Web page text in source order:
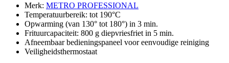
Merk: METRO PROFESSIONAL
Temperatuurbereik: tot 190°C
Opwarming (van 130° tot 180°) in 3 min.
Frituurcapaciteit: 800 g diepvriesfriet in 5 min.
Afneembaar bedieningspaneel voor eenvoudige reiniging
Veiligheidsthermostaat